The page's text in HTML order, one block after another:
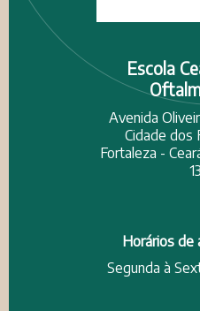
Escola
Avenida
Cidade dos
Fortaleza -
Horários de
Segunda à